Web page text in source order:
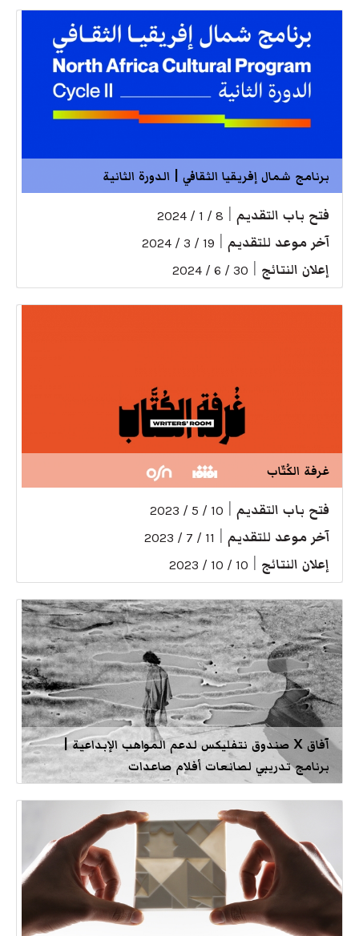
برنامج شمال إفريقيا الثقافي | الدورة الثانية
فتح باب التقديم 8 / 1 / 2024
آخر موعد للتقديم 19 / 3 / 2024
إعلان النتائج 30 / 6 / 2024
غرفة الكُتّاب
فتح باب التقديم 10 / 5 / 2023
آخر موعد للتقديم 11 / 7 / 2023
إعلان النتائج 10 / 10 / 2023
آفاق X صندوق نتفليكس لدعم المواهب الإبداعية |
برنامج تدريبي لصانعات أفلام صاعدات